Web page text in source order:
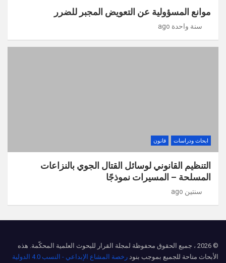
موانع المسؤولية عن التعويض المجبر للضرر
سنة واحدة ago
ابحاث ودراسات قانون
التنظيم القانوني لوسائل القتال الجوي بالنزاعات
المسلحة – المسيرات نموذجًا
سنتين ago
© 2026 ، جميع الحقوق محفوظة لمجلة القرار للبحوث العلمية المحكّمة. هذه
الأبحاث متاحة للجميع بموجب بنود
رخصة المشاع الإبداعي - النسب 4.0 الدولية